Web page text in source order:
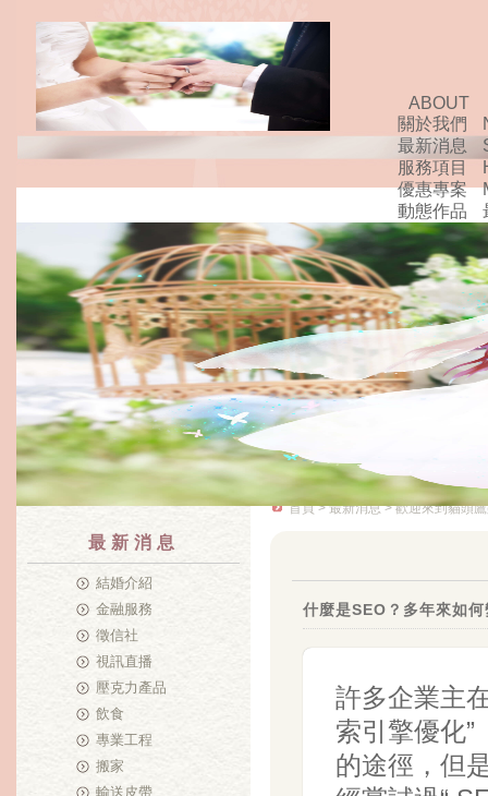
ABOUT
關於我們
最新消息
服務項目
優惠專案
動態作品
最新消息
結婚介紹
金融服務
徵信社
視訊直播
壓克力產品
飲食
專業工程
搬家
輸送皮帶
首頁>最新消息> 歡迎來到貓頭
什麼是SEO？多年來如何
許多企業主
索引擎優化”
的途徑，但